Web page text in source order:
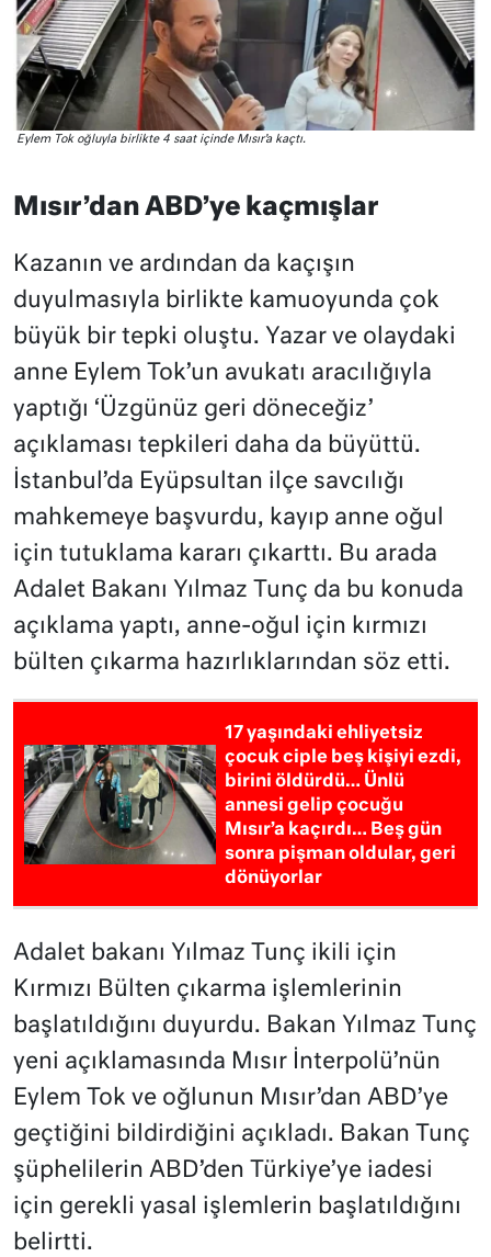
Eylem Tok oğluyla birlikte 4 saat içinde Mısır’a kaçtı.
Mısır’dan ABD’ye kaçmışlar
Kazanın ve ardından da kaçışın
duyulmasıyla birlikte kamuoyunda çok
büyük bir tepki oluştu. Yazar ve olaydaki
anne Eylem Tok’un avukatı aracılığıyla
yaptığı ‘Üzgünüz geri döneceğiz’
açıklaması tepkileri daha da büyüttü.
İstanbul’da Eyüpsultan ilçe savcılığı
mahkemeye başvurdu, kayıp anne oğul
için tutuklama kararı çıkarttı. Bu arada
Adalet Bakanı Yılmaz Tunç da bu konuda
açıklama yaptı, anne-oğul için kırmızı
bülten çıkarma hazırlıklarından söz etti.
17 yaşındaki ehliyetsiz
çocuk ciple beş kişiyi ezdi,
birini öldürdü… Ünlü
annesi gelip çocuğu
Mısır’a kaçırdı… Beş gün
sonra pişman oldular, geri
dönüyorlar
Adalet bakanı Yılmaz Tunç ikili için
Kırmızı Bülten çıkarma işlemlerinin
başlatıldığını duyurdu. Bakan Yılmaz Tunç
yeni açıklamasında Mısır İnterpolü’nün
Eylem Tok ve oğlunun Mısır’dan ABD’ye
geçtiğini bildirdiğini açıkladı. Bakan Tunç
şüphelilerin ABD’den Türkiye’ye iadesi
için gerekli yasal işlemlerin başlatıldığını
belirtti.